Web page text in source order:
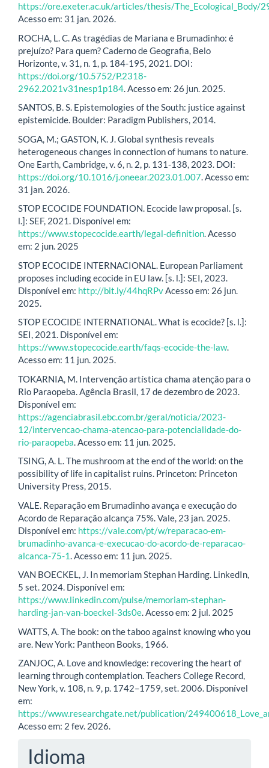
https://ore.exeter.ac.uk/articles/thesis/The_Ecological_Body/
Acesso em: 31 jan. 2026.
ROCHA, L. C. As tragédias de Mariana e Brumadinho: é
prejuízo? Para quem? Caderno de Geografia, Belo
Horizonte, v. 31, n. 1, p. 184-195, 2021. DOI:
https://doi.org/10.5752/P.2318-
2962.2021v31nesp1p184 . Acesso em: 26 jun. 2025.
SANTOS, B. S. Epistemologies of the South: justice against
epistemicide. Boulder: Paradigm Publishers, 2014.
SOGA, M.; GASTON, K. J. Global synthesis reveals
heterogeneous changes in connection of humans to nature.
One Earth, Cambridge, v. 6, n. 2, p. 131-138, 2023. DOI:
https://doi.org/10.1016/j.oneear.2023.01.007 . Acesso em:
31 jan. 2026.
STOP ECOCIDE FOUNDATION. Ecocide law proposal. [s.
l.]: SEF, 2021. Disponível em:
https://www.stopecocide.earth/legal-definition. Acesso
em: 2 jun. 2025
STOP ECOCIDE INTERNACIONAL. European Parliament
proposes including ecocide in EU law. [s. l.]: SEI, 2023.
Disponível em: http://bit.ly/44hqRPv Acesso em: 26 jun.
2025.
STOP ECOCIDE INTERNATIONAL. What is ecocide? [s. l.]:
SEI, 2021. Disponível em:
https://www.stopecocide.earth/faqs-ecocide-the-law.
Acesso em: 11 jun. 2025.
TOKARNIA, M. Intervenção artística chama atenção para o
Rio Paraopeba. Agência Brasil, 17 de dezembro de 2023.
Disponível em:
https://agenciabrasil.ebc.com.br/geral/noticia/2023-
12/intervencao-chama-atencao-para-potencialidade-do-
rio-paraopeba . Acesso em: 11 jun. 2025.
TSING, A. L. The mushroom at the end of the world: on the
possibility of life in capitalist ruins. Princeton: Princeton
University Press, 2015.
VALE. Reparação em Brumadinho avança e execução do
Acordo de Reparação alcança 75%. Vale, 23 jan. 2025.
Disponível em: https://vale.com/pt/w/reparacao-em-
brumadinho-avanca-e-execucao-do-acordo-de-reparacao-
alcanca-75-1 . Acesso em: 11 jun. 2025.
VAN BOECKEL, J. In memoriam Stephan Harding. LinkedIn,
5 set. 2024. Disponível em:
https://www.linkedin.com/pulse/memoriam-stephan-
harding-jan-van-boeckel-3ds0e. Acesso em: 2 jul. 2025
WATTS, A. The book: on the taboo against knowing who you
are. New York: Pantheon Books, 1966.
ZANJOC, A. Love and knowledge: recovering the heart of
learning through contemplation. Teachers College Record,
New York, v. 108, n. 9, p. 1742–1759, set. 2006. Disponível
em:
https://www.researchgate.net/publication/
Acesso em: 2 fev. 2026.
Idioma